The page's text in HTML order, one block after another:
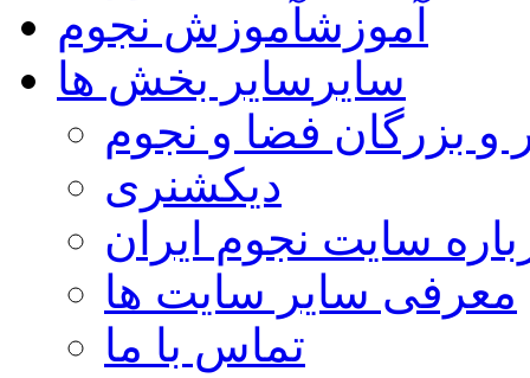
آموزشآموزش نجوم
سایر سایر بخش ها
و بزرگان فضا و نجوم
دیکشنری
سایت نجوم ایران
معرفی سایر سایت ها
تماس با ما